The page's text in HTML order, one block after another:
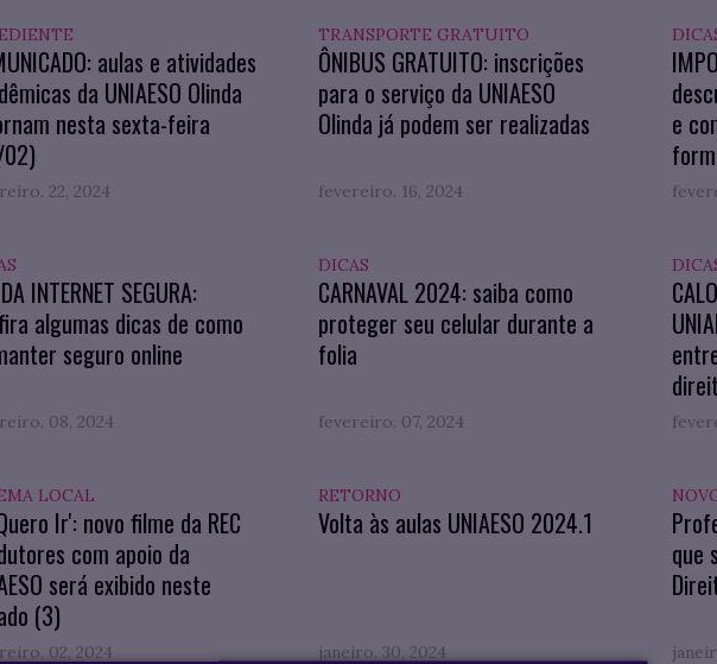
aulas e atividades
da UNIAESO Olinda
nesta sexta-feira
22, 2024
TRANSPORTE GRATUITO
ÔNIBUS GRATUITO: inscrições
para o serviço da UNIAESO
Olinda já podem ser realizadas
fevereiro. 16, 2024
e
INTERNET SEGURA:
algumas dicas de como
seguro online
08, 2024
DICAS
CARNAVAL 2024: saiba como
proteger seu celular durante a
folia
fevereiro. 07, 2024
LOCAL
Ir': novo filme da REC
com apoio da
será exibido neste
(3)
02, 2024
RETORNO
Volta às aulas UNIAESO 2024.1
janeiro. 30, 2024
que